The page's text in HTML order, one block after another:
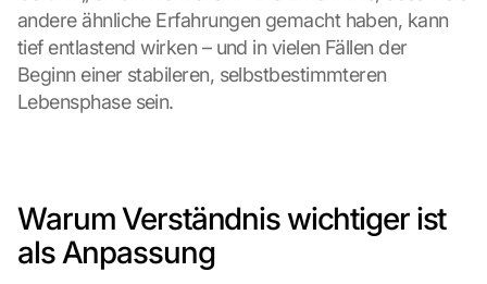
andere ähnliche Erfahrungen gemacht haben, kann
tief entlastend wirken – und in vielen Fällen der
Beginn einer stabileren, selbstbestimmteren
Lebensphase sein.
Warum Verständnis wichtiger ist
als Anpassung